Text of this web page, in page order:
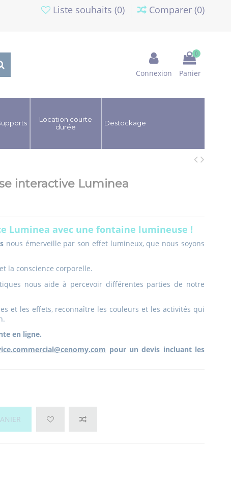
Liste souhaits (0) Comparer (0)
Connexion
0
Panier
Location courte
durée
Destockage
interactive Luminea
Luminea avec une fontaine lumineuse !
nous émerveille par son effet lumineux, que nous soyons
la conscience corporelle.
nous aide à percevoir différentes parties de notre
et les effets, reconnaître les couleurs et les activités qui
en ligne.
pour un devis incluant les